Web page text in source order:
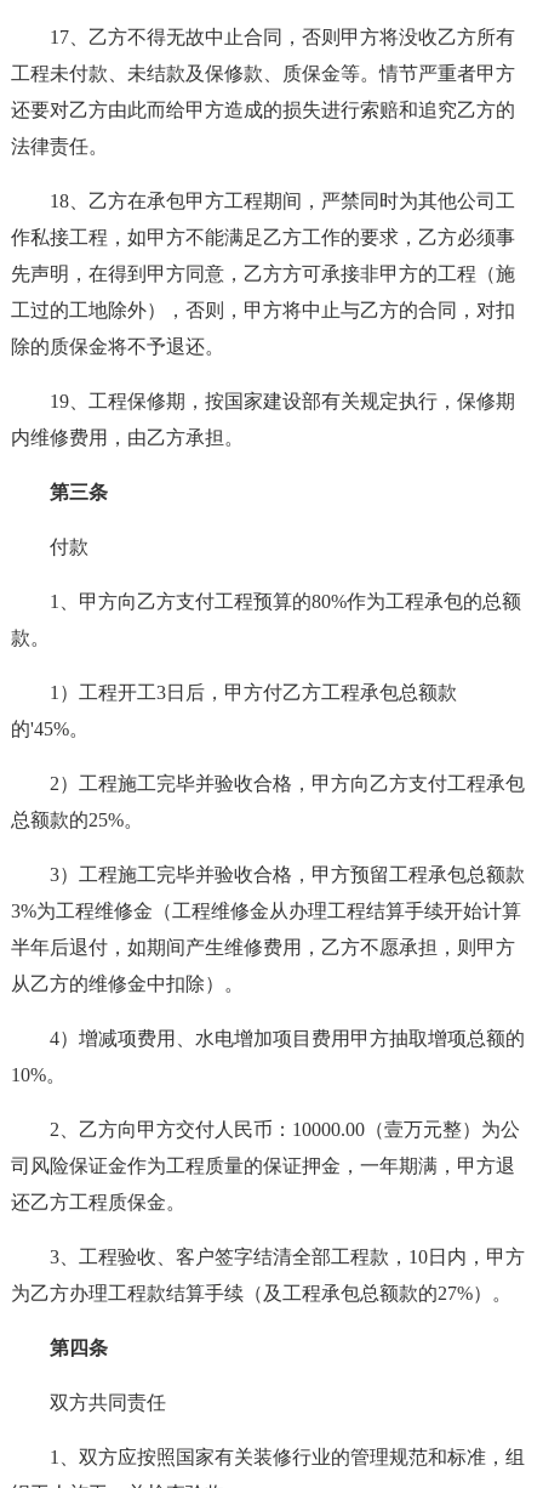
17、乙方不得无故中止合同，否则甲方将没收乙方所有
工程未付款、未结款及保修款、质保金等。情节严重者甲方
还要对乙方由此而给甲方造成的损失进行索赔和追究乙方的
法律责任。
18、乙方在承包甲方工程期间，严禁同时为其他公司工
作私接工程，如甲方不能满足乙方工作的要求，乙方必须事
先声明，在得到甲方同意，乙方方可承接非甲方的工程（施
工过的工地除外），否则，甲方将中止与乙方的合同，对扣
除的质保金将不予退还。
19、工程保修期，按国家建设部有关规定执行，保修期
内维修费用，由乙方承担。
第三条
付款
1、甲方向乙方支付工程预算的80%作为工程承包的总额
款。
1）工程开工3日后，甲方付乙方工程承包总额款
的'45%。
2）工程施工完毕并验收合格，甲方向乙方支付工程承包
总额款的25%。
3）工程施工完毕并验收合格，甲方预留工程承包总额款
3%为工程维修金（工程维修金从办理工程结算手续开始计算
半年后退付，如期间产生维修费用，乙方不愿承担，则甲方
从乙方的维修金中扣除）。
4）增减项费用、水电增加项目费用甲方抽取增项总额的
10%。
2、乙方向甲方交付人民币：10000.00（壹万元整）为公
司风险保证金作为工程质量的保证押金，一年期满，甲方退
还乙方工程质保金。
3、工程验收、客户签字结清全部工程款，10日内，甲方
为乙方办理工程款结算手续（及工程承包总额款的27%）。
第四条
双方共同责任
1、双方应按照国家有关装修行业的管理规范和标准，组